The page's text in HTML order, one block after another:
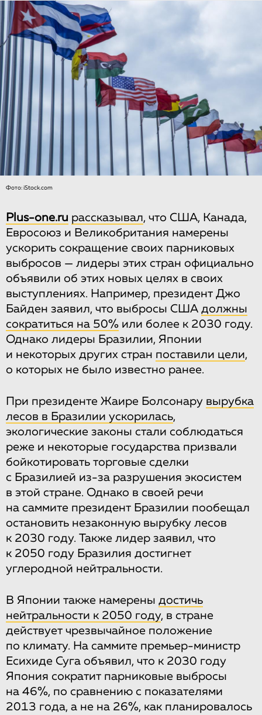
Фото: iStock.com
Plus-one.ru рассказывал, что США, Канада,
Евросоюз и Великобритания намерены
ускорить сокращение своих парниковых
выбросов — лидеры этих стран официально
объявили об этих новых целях в своих
выступлениях. Например, президент Джо
Байден заявил, что выбросы США должны
сократиться на 50% или более к 2030 году.
Однако лидеры Бразилии, Японии
и некоторых других стран поставили цели,
о которых не было известно ранее.
При президенте Жаире Болсонару вырубка
лесов в Бразилии ускорилась,
экологические законы стали соблюдаться
реже и некоторые государства призвали
бойкотировать торговые сделки
с Бразилией из-за разрушения экосистем
в этой стране. Однако в своей речи
на саммите президент Бразилии пообещал
остановить незаконную вырубку лесов
к 2030 году. Также лидер заявил, что
к 2050 году Бразилия достигнет
углеродной нейтральности.
В Японии также намерены достичь
нейтральности к 2050 году, в стране
действует чрезвычайное положение
по климату. На саммите премьер-министр
Есихиде Суга объявил, что к 2030 году
Япония сократит парниковые выбросы
на 46%, по сравнению с показателями
2013 года, а не на 26%, как планировалось